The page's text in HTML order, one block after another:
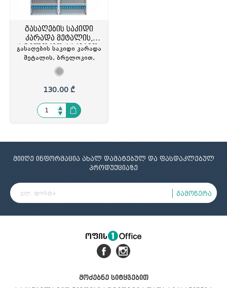
გასაღების საკიდი
კარადა მეტალის,
ბრელოკით, საკეტით,
ნაცრისფერი, Comix
გასაღების საკიდი კარადა
მეტალის, ბრელოკით,
საკეტით, ნაცრისფერი,
Comix
130.00 ₾
მიიღე ინფორმაცია ახალ დამატებულ და ფასდაკლებულ
პროდუქციაზე
გამოწერა
მოძებნე სიტყვებით